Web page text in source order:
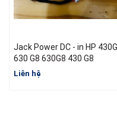
Jack Power DC - in HP 430G8
630 G8 630G8 430 G8
Liên hệ